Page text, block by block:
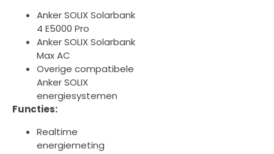
Anker SOLIX Solarbank
4 E5000 Pro
Anker SOLIX Solarbank
Max AC
Overige compatibele
Anker SOLIX
energiesystemen
Functies:
Realtime
energiemeting